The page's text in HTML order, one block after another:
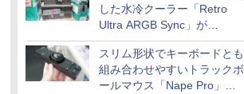
した水冷クーラー「Retro
Ultra ARGB Sync」が
Thermaltakeから
スリム形状でキーボードとも
組み合わせやすいトラックボ
ールマウス「Nape Pro」が